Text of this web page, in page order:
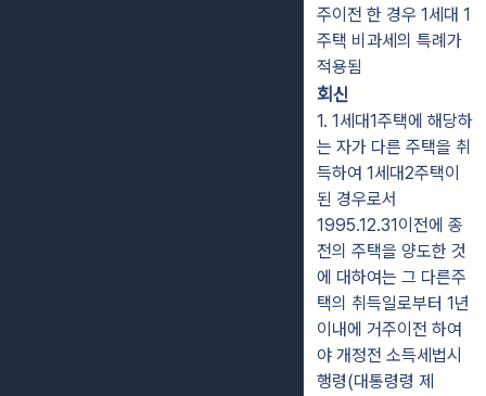
주이전 한 경우 1세대 1
주택 비과세의 특례가
적용됨
회신
1. 1세대1주택에 해당하
는 자가 다른 주택을 취
득하여 1세대2주택이
된 경우로서
1995.12.31이전에 종
전의 주택을 양도한 것
에 대하여는 그 다른주
택의 취득일로부터 1년
이내에 거주이전 하여
야 개정전 소득세법시
행령(대통령령 제